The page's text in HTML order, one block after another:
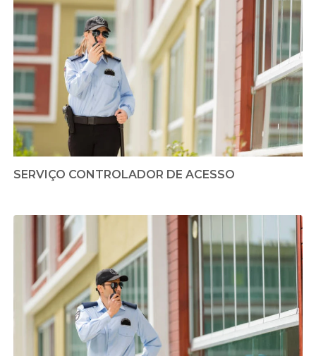
SERVIÇO CONTROLADOR DE ACESSO